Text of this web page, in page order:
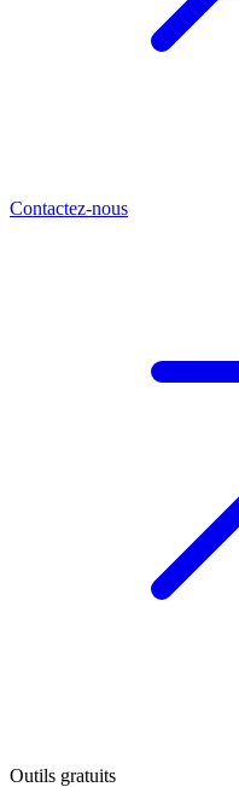
Contactez-nous
Outils gratuits